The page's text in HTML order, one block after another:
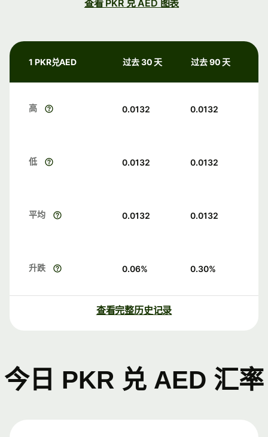
查看 PKR 兑 AED 图表
1 PKR兑AED 过去 30 天 过去 90 天
高 0.0132 0.0132
低 0.0132 0.0132
平均 0.0132 0.0132
升跌 0.06% 0.30%
查看完整历史记录
今日 PKR 兑 AED 汇率